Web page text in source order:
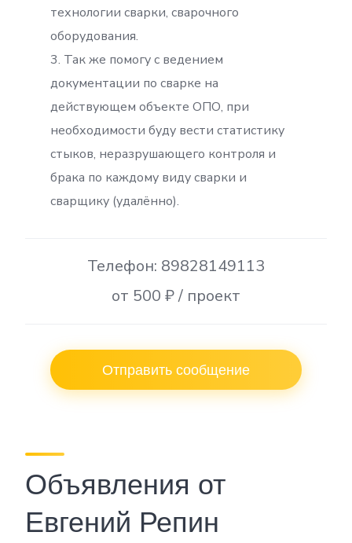
технологии сварки, сварочного
оборудования.
3. Так же помогу с ведением
документации по сварке на
действующем объекте ОПО, при
необходимости буду вести статистику
стыков, неразрушающего контроля и
брака по каждому виду сварки и
сварщику (удалённо).
Телефон: 89828149113
от 500 ₽ / проект
Отправить сообщение
Объявления от
Евгений Репин